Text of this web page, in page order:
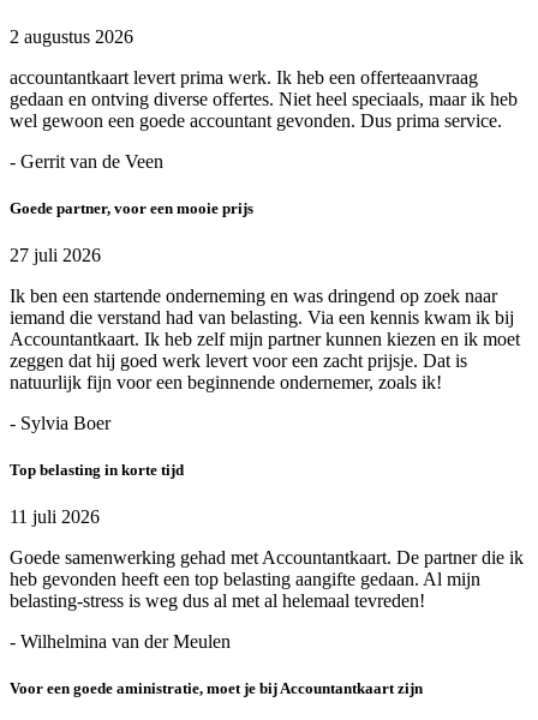
2 augustus 2026
accountantkaart levert prima werk. Ik heb een offerteaanvraag
gedaan en ontving diverse offertes. Niet heel speciaals, maar ik heb
wel gewoon een goede accountant gevonden. Dus prima service.
- Gerrit van de Veen
Goede partner, voor een mooie prijs
27 juli 2026
Ik ben een startende onderneming en was dringend op zoek naar
iemand die verstand had van belasting. Via een kennis kwam ik bij
Accountantkaart. Ik heb zelf mijn partner kunnen kiezen en ik moet
zeggen dat hij goed werk levert voor een zacht prijsje. Dat is
natuurlijk fijn voor een beginnende ondernemer, zoals ik!
- Sylvia Boer
Top belasting in korte tijd
11 juli 2026
Goede samenwerking gehad met Accountantkaart. De partner die ik
heb gevonden heeft een top belasting aangifte gedaan. Al mijn
belasting-stress is weg dus al met al helemaal tevreden!
- Wilhelmina van der Meulen
Voor een goede aministratie, moet je bij Accountantkaart zijn